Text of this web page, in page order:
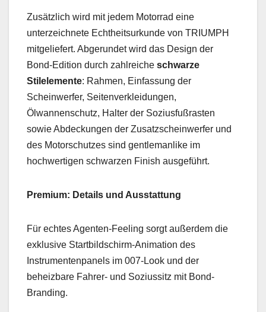
Zusätzlich wird mit jedem Motorrad eine
unterzeichnete Echtheitsurkunde von TRIUMPH
mitgeliefert. Abgerundet wird das Design der
Bond-Edition durch zahlreiche schwarze
Stilelemente: Rahmen, Einfassung der
Scheinwerfer, Seitenverkleidungen,
Ölwannenschutz, Halter der Soziusfußrasten
sowie Abdeckungen der Zusatzscheinwerfer und
des Motorschutzes sind gentlemanlike im
hochwertigen schwarzen Finish ausgeführt.
Premium: Details und Ausstattung
Für echtes Agenten-Feeling sorgt außerdem die
exklusive Startbildschirm-Animation des
Instrumentenpanels im 007-Look und der
beheizbare Fahrer- und Soziussitz mit Bond-
Branding.